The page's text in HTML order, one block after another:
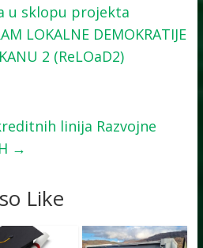
u sklopu projekta
LOKALNE DEMOKRATIJE
2 (ReLOaD2)
linija Razvojne
→
Like